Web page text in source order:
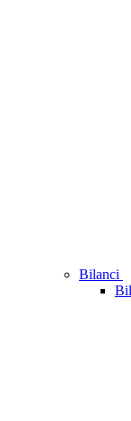
Bilanci